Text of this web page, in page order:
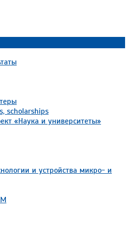
scholarships
«Наука и университеты»
и устройства микро- и